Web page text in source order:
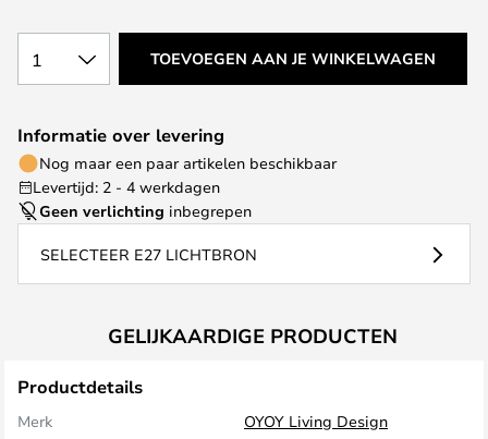
1 TOEVOEGEN AAN JE WINKELWAGEN
Informatie over levering
Nog maar een paar artikelen beschikbaar
Levertijd: 2 - 4 werkdagen
Geen verlichting inbegrepen
SELECTEER E27 LICHTBRON
GELIJKAARDIGE PRODUCTEN
Productdetails
Merk
OYOY Living Design